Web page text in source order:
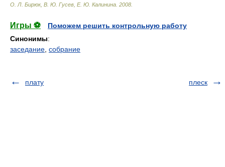
О. Л. Бирюк, В. Ю. Гусев, Е. Ю. Калинина 2008
Игры ⚽
Поможем решить контрольную работу
Синонимы:
заседание собрание
плату плеск